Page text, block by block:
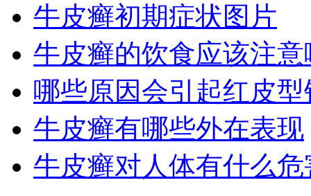
牛皮癣初期症状图片
牛皮癣的饮食应该注意
哪些原因会引起红皮
牛皮癣有哪些外在表现
牛皮癣对人体有什么危